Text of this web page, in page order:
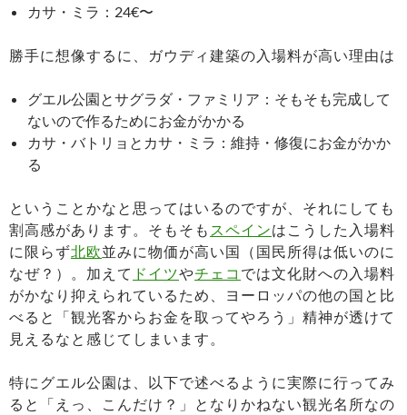
カサ・ミラ：24€〜
勝手に想像するに、ガウディ建築の入場料が高い理由は
グエル公園とサグラダ・ファミリア：そもそも完成して
ないので作るためにお金がかかる
カサ・バトリョとカサ・ミラ：維持・修復にお金がかか
る
ということかなと思ってはいるのですが、それにしても
割高感があります。そもそもスペインはこうした入場料
に限らず北欧並みに物価が高い国（国民所得は低いのに
なぜ？）。加えて ドイツやチェコ では文化財への入場料
がかなり抑えられているため、ヨーロッパの他の国と比
べると「観光客からお金を取ってやろう」精神が透けて
見えるなと感じてしまいます。
特にグエル公園は、以下で述べるように実際に行ってみ
ると「えっ、こんだけ？」となりかねない観光名所なの